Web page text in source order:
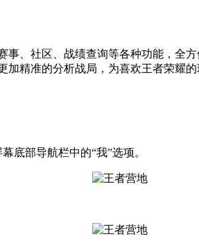
、社区、战绩查询等各种功能，全
精准的分析战局，为喜欢王者荣耀
底部导航栏中的“我”选项。